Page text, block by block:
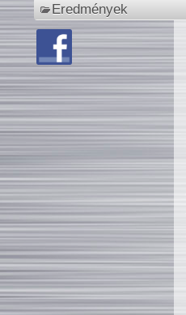
Eredmények